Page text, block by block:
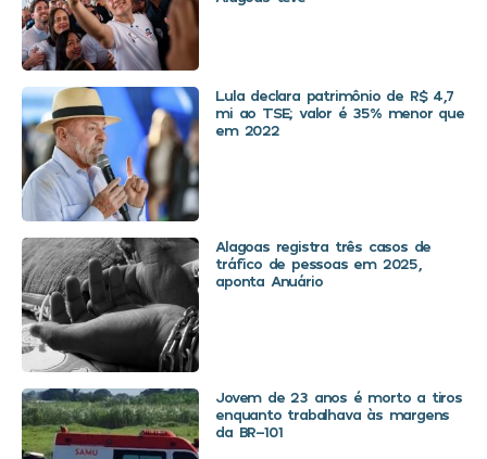
Lula declara patrimônio de R$ 4,7
mi ao TSE; valor é 35% menor que
em 2022
Alagoas registra três casos de
tráfico de pessoas em 2025,
aponta Anuário
Jovem de 23 anos é morto a tiros
enquanto trabalhava às margens
da BR-101